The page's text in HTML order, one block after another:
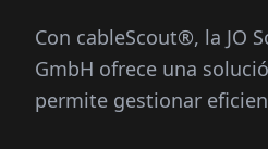
Con cableScout®, la JO
GmbH ofrece una
permite gestionar